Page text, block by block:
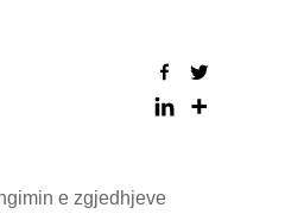
e zgjedhjeve